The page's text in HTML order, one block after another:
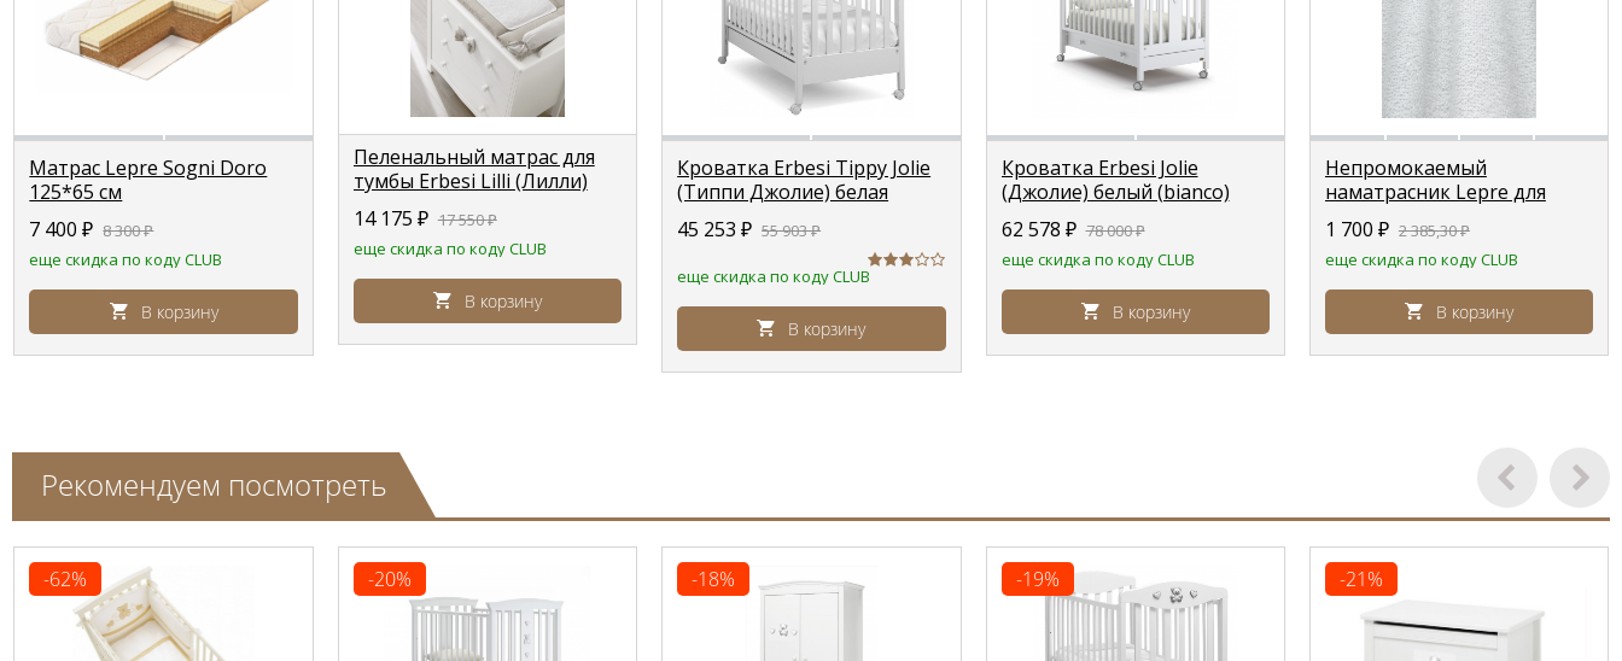
Матрас Lepre Sogni Doro
125*65 см
7 400₽ 8 300₽
еще скидка по коду CLUB
В корзину
Пеленальный матрас для
тумбы Erbesi Lilli (Лилли)
белый, крем (White/Tortora)
14 175 ₽ 17 550₽
еще скидка по коду CLUB
В корзину
Кроватка Erbesi Tippy Jolie
(Типпи Джолие) белая
(white)
45 253₽ 55 903₽
еще скидка по коду CLUB
В корзину
Кроватка Erbesi Jolie
(Джолие) белый (bianco)
62 578 ₽ 78 000₽
еще скидка по коду CLUB
В корзину
Непромокаемый
наматрасник Lepre для
кроваток Pali
1 700 ₽ 2 385,30₽
еще скидка по коду CLUB
В корзину
Рекомендуем посмотреть
-62% -20% -18% -19% -21%